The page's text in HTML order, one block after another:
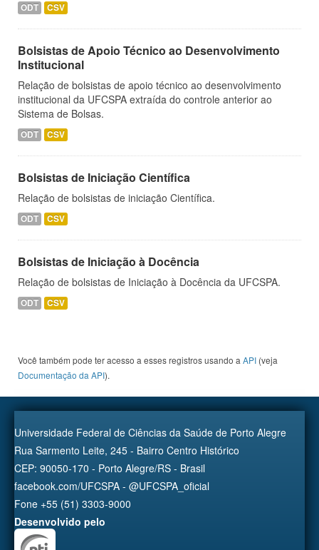
ODT CSV
Bolsistas de Apoio Técnico ao Desenvolvimento
Institucional
Relação de bolsistas de apoio técnico ao desenvolvimento
institucional da UFCSPA extraída do controle anterior ao
Sistema de Bolsas.
ODT CSV
Bolsistas de Iniciação Científica
Relação de bolsistas de iniciação Científica.
ODT CSV
Bolsistas de Iniciação à Docência
Relação de bolsistas de Iniciação à Docência da UFCSPA.
ODT CSV
Você também pode ter acesso a esses registros usando a API (veja
Documentação da API).
Universidade Federal de Ciências da Saúde de Porto Alegre
Rua Sarmento Leite, 245 - Bairro Centro Histórico
CEP: 90050-170 - Porto Alegre/RS - Brasil
facebook.com/UFCSPA - @UFCSPA_oficial
Fone +55 (51) 3303-9000
Desenvolvido pelo